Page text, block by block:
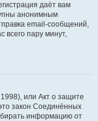
даёт вам
анонимным
email-сообщений,
всего пару минут,
или Акт о защите
закон Соединённых
информацию от